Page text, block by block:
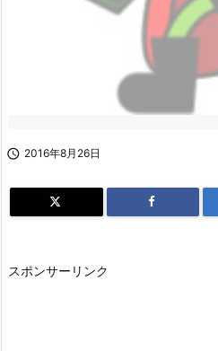
 2016年8月26日
スポンサーリンク